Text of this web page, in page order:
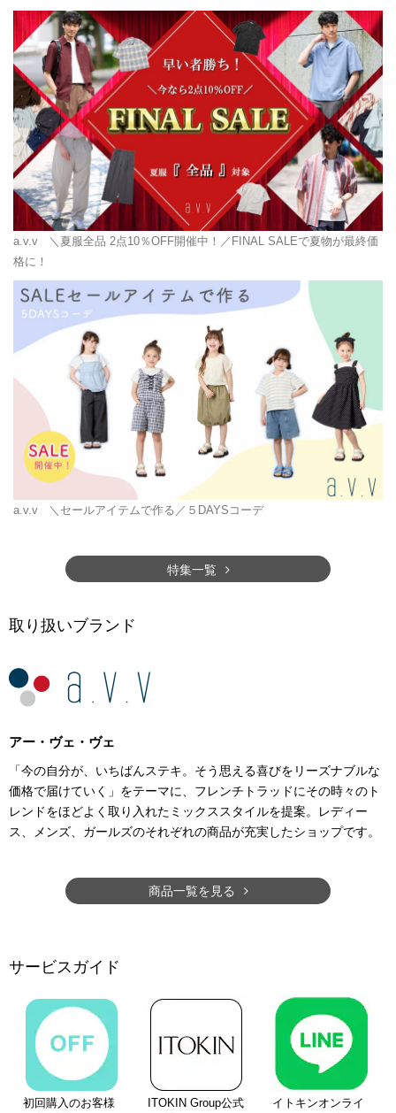
a.v.v ＼夏服全品 2点10％OFF開催中！／FINAL SALEで夏物が最終価
格に！
a.v.v ＼セールアイテムで作る／５DAYSコーデ
特集一覧
取り扱いブランド
アー・ヴェ・ヴェ
「今の自分が、いちばんステキ。そう思える喜びをリーズナブルな
価格で届けていく」をテーマに、フレンチトラッドにその時々のト
レンドをほどよく取り入れたミックススタイルを提案。レディー
ス、メンズ、ガールズのそれぞれの商品が充実したショップです。
商品一覧を見る
サービスガイド
初回購入のお客様
ITOKIN Group公式
イトキンオンライ